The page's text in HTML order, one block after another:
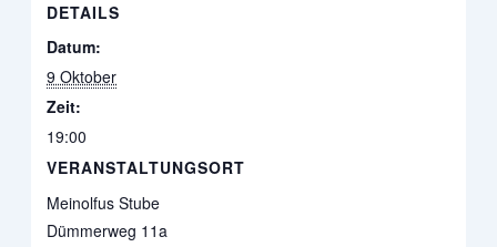
DETAILS
Datum:
9 Oktober
Zeit:
19:00
VERANSTALTUNGSORT
Meinolfus Stube
Dümmerweg 11a